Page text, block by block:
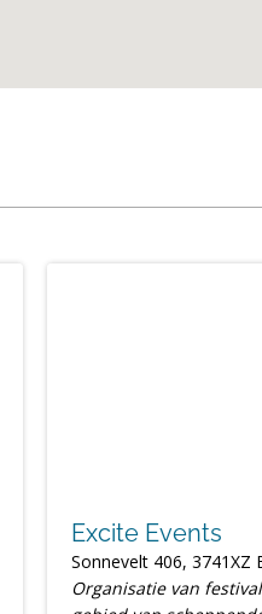
Excite Events
Sonnevelt 406, 3741XZ
Organisatie van